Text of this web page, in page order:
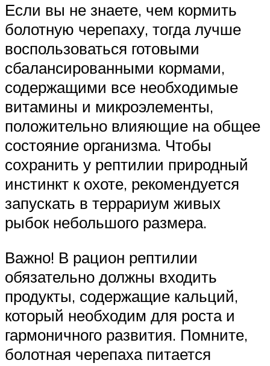
Если вы не знаете, чем кормить
болотную черепаху, тогда лучше
воспользоваться готовыми
сбалансированными кормами,
содержащими все необходимые
витамины и микроэлементы,
положительно влияющие на общее
состояние организма. Чтобы
сохранить у рептилии природный
инстинкт к охоте, рекомендуется
запускать в террариум живых
рыбок небольшого размера.
Важно! В рацион рептилии
обязательно должны входить
продукты, содержащие кальций,
который необходим для роста и
гармоничного развития. Помните,
болотная черепаха питается